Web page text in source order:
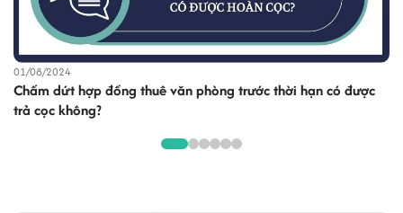
ra một môi trường làm việc lý tưởng, thúc đẩy sự phát triển doanh
nghiệp và đáp ứng nhu cầu giải trí của nhân viên sau giờ làm việc.
29/07/2024
Chuyển văn phòng mới cần làm những gì?